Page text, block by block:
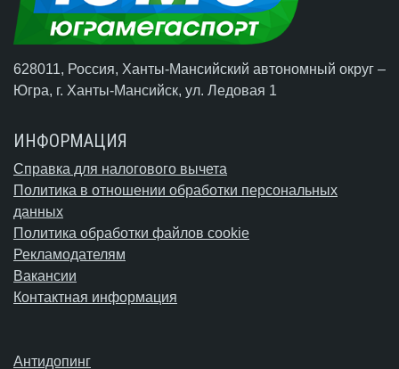
628011, Россия, Ханты-Мансийский автономный округ –
Югра, г. Ханты-Мансийск, ул. Ледовая 1
ИНФОРМАЦИЯ
Справка для налогового вычета
Политика в отношении обработки персональных
данных
Политика обработки файлов cookie
Рекламодателям
Вакансии
Контактная информация
Антидопинг